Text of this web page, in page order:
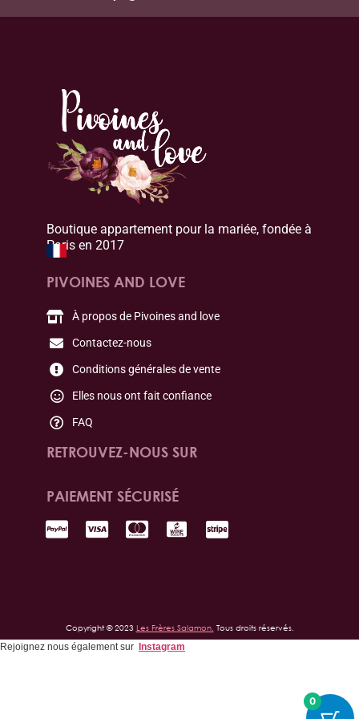
Boutique appartement pour la mariée, fondée à
Paris en 2017
PIVOINES AND LOVE
À propos de Pivoines and love
Contactez-nous
Conditions générales de vente
Elles nous ont fait confiance
FAQ
RETROUVEZ-NOUS SUR
PAIEMENT SÉCURISÉ
Copyright © 2023 Les Frères Salamon. Tous droits réservés.
0
Rejoignez nous également sur Instagram